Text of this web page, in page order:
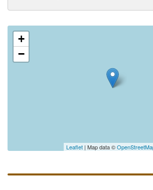
+
−
Leaflet | Map data ©